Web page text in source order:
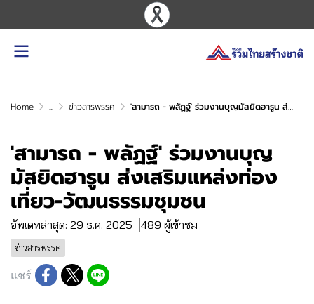
Home ... ข่าวสารพรรค 'สามารถ - พลัฏฐ์' ร่วมงานบุญมัสยิดฮารูน ส่งเสริมแหล่งท่องเที่ยว-วัฒนธรรมชุมชน
'สามารถ - พลัฏฐ์' ร่วมงานบุญ
มัสยิดฮารูน ส่งเสริมแหล่งท่อง
เที่ยว-วัฒนธรรมชุมชน
อัพเดทล่าสุด: 29 ธ.ค. 2025 489 ผู้เข้าชม
ข่าวสารพรรค
แชร์